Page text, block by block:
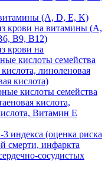
(A, D, E, K)
крови на витамины (A,
В9, B12)
крови на
кислоты семейства
линоленовая
кислота)
кислоты семейства
кислота,
Витамин E
индекса (оценка риска
смерти, инфаркта
сосудистых